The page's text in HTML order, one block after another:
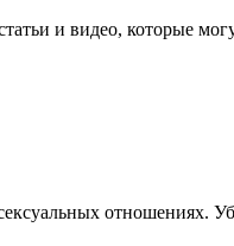
и видео, которые
уальных отношениях.